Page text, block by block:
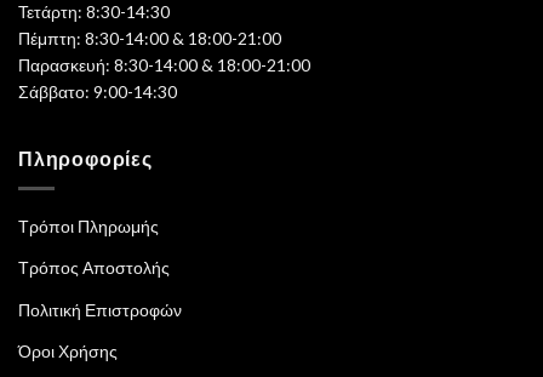
Τετάρτη: 8:30-14:30
Πέμπτη: 8:30-14:00 & 18:00-21:00
Παρασκευή: 8:30-14:00 & 18:00-21:00
Σάββατο: 9:00-14:30
Πληροφορίες
Τρόποι Πληρωμής
Τρόπος Αποστολής
Πολιτική Επιστροφών
Όροι Χρήσης